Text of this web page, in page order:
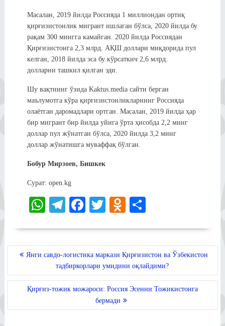
Масалан, 2019 йилда Россияда 1 миллиондан ортиқ
қирғизистонлик мигрант ишлаган бўлса, 2020 йилда бу
рақам 300 мингга камайган. 2020 йилда Россиядан
Қирғизистонга 2,3 млрд. АҚШ доллари миқдорида пул
келган, 2018 йилда эса бу кўрсаткич 2,6 млрд.
долларни ташкил қилган эди.
Шу вақтнинг ўзида Kaktus.media сайти берган
маълумотга кўра қирғизистонликларнинг Россияда
олаётган даромадлари ортган. Масалан, 2019 йилда ҳар
бир мигрант бир йилда уйига ўрта ҳисобда 2,2 минг
доллар пул жўнатган бўлса, 2020 йилда 3,2 минг
доллар жўнатишга муваффақ бўлган.
Бобур Мирзоев, Бишкек
Сурат: open.kg
W
A
pp
Te
a
m
Fa
ok
T
r
O
la
ss
ni
ki
POSTЯнги савдо-логистика маркази Қирғизистон ва Ўзбекистон
тадбиркорлари умидини оқлайдими?
Қирғиз-тожик можароси: Россия Эсенни Тожикистонга
бермади